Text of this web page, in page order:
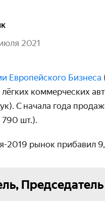
2021
Европейского Бизнеса
коммер­­ческих
С начала года
шт.).
2019 рынок прибавил